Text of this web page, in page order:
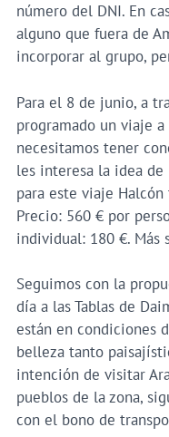
número del DNI. En
alguno que fuera de
incorporar al grupo,
Para el 8 de junio, a
programado un viaje
necesitamos tener
les interesa la idea
para este viaje
Precio: 560 € por
individual: 180 €. Más
Seguimos con la
día a las Tablas de
están en condiciones
belleza tanto
intención de visitar
pueblos de la zona,
con el bono de